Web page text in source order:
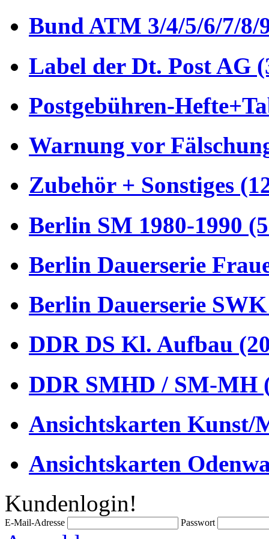
Bund ATM 3/4/5/6/7/8/
Label der Dt. Post AG
Postgebühren-
Warnung vor
Zubehör + Sonstiges
Berlin SM 1980-1990
Berlin Dauerserie
Berlin Dauerserie
DDR DS Kl. Aufbau
DDR SMHD / SM-MH
Ansichtskarten Kunst/
Ansichtskarten
Kundenlogin!
E-Mail-Adresse Passwort